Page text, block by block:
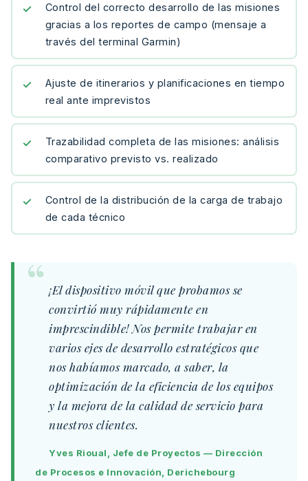
Control del correcto desarrollo de las misiones
gracias a los reportes de campo (mensaje a
través del terminal Garmin)
Ajuste de itinerarios y planificaciones en tiempo
real ante imprevistos
Trazabilidad completa de las misiones: análisis
comparativo previsto vs. realizado
Control de la distribución de la carga de trabajo
de cada técnico
¡El dispositivo móvil que probamos se
convirtió muy rápidamente en
imprescindible! Nos permite trabajar en
varios ejes de desarrollo estratégicos que
nos habíamos marcado, a saber, la
optimización de la eficiencia de los equipos
y la mejora de la calidad de servicio para
nuestros clientes.
Yves Rioual, Jefe de Proyectos — Dirección
de Procesos e Innovación, Derichebourg